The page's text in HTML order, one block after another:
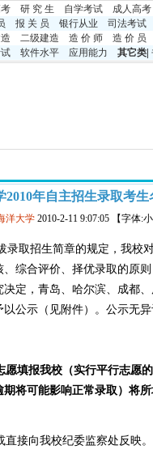
研 究 生 自学考试
成人高考
报 关 员 银行从业
司法考试
二级建造 造 价 师
造 价 员
软件水平 应用能力 其它类
2010年自主招生录取考生
洋大学 2010-2-11 9:07:05 【字体:
录取招生简章的规定，我校
综合评价、择优录取的原
定，青岛、哈尔滨、成都
公示（见附件）。公示无
愿填报我校（实行平行志愿
将可能影响正常录取）将
接向我校纪委监察处反映。